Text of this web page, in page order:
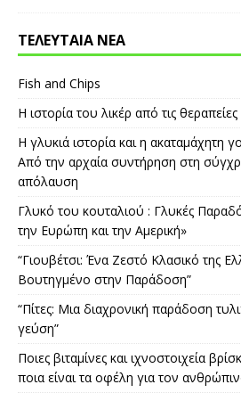
ΤΕΛΕΥΤΑΙΑ ΝΕΑ
Fish and Chips
Η ιστορία του λικέρ από τις
Η γλυκιά ιστορία και η ακαταμάχητη
Από την αρχαία συντήρηση στη
απόλαυση
Γλυκό του κουταλιού : Γλυκές
την Ευρώπη και την Αμερική»
“Γιουβέτσι: Ένα Ζεστό Κλασικό της
Βουτηγμένο στην Παράδοση”
“Πίτες: Μια διαχρονική παράδοση
γεύση”
Ποιες βιταμίνες και ιχνοστοιχεία
ποια είναι τα οφέλη για τον